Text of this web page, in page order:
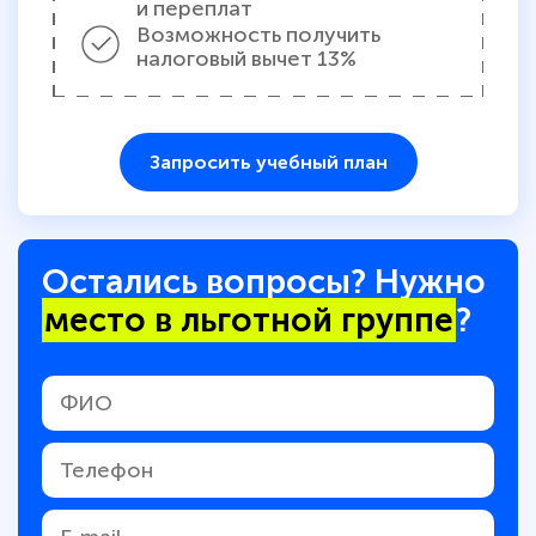
и переплат
Возможность получить
налоговый вычет 13%
Запросить учебный план
Остались вопросы? Нужно
место в льготной группе?